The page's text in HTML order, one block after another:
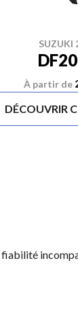
SUZUKI
À partir de
DÉCOUVRIR